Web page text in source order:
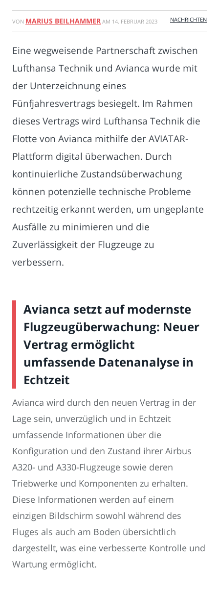
VON MARIUS BEILHAMMER AM 14. FEBRUAR 2023 NACHRICHTEN
Eine wegweisende Partnerschaft zwischen
Lufthansa Technik und Avianca wurde mit
der Unterzeichnung eines
Fünfjahresvertrags besiegelt. Im Rahmen
dieses Vertrags wird Lufthansa Technik die
Flotte von Avianca mithilfe der AVIATAR-
Plattform digital überwachen. Durch
kontinuierliche Zustandsüberwachung
können potenzielle technische Probleme
rechtzeitig erkannt werden, um ungeplante
Ausfälle zu minimieren und die
Zuverlässigkeit der Flugzeuge zu
verbessern.
Avianca setzt auf modernste
Flugzeugüberwachung: Neuer
Vertrag ermöglicht
umfassende Datenanalyse in
Echtzeit
Avianca wird durch den neuen Vertrag in der
Lage sein, unverzüglich und in Echtzeit
umfassende Informationen über die
Konfiguration und den Zustand ihrer Airbus
A320- und A330-Flugzeuge sowie deren
Triebwerke und Komponenten zu erhalten.
Diese Informationen werden auf einem
einzigen Bildschirm sowohl während des
Fluges als auch am Boden übersichtlich
dargestellt, was eine verbesserte Kontrolle und
Wartung ermöglicht.